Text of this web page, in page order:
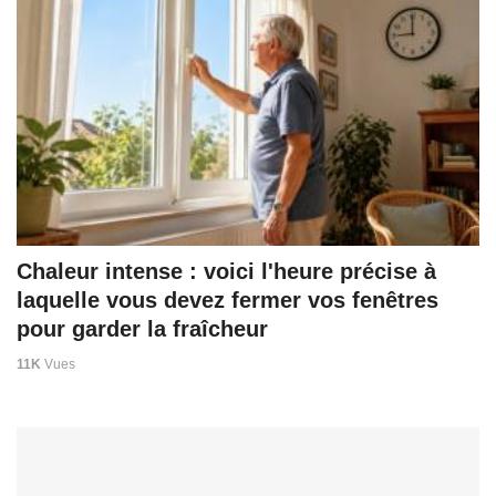
Chaleur intense : voici l'heure précise à
laquelle vous devez fermer vos fenêtres
pour garder la fraîcheur
11K Vues